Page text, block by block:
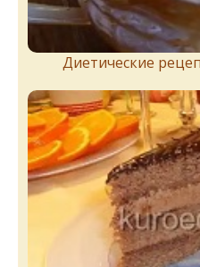
Диетические